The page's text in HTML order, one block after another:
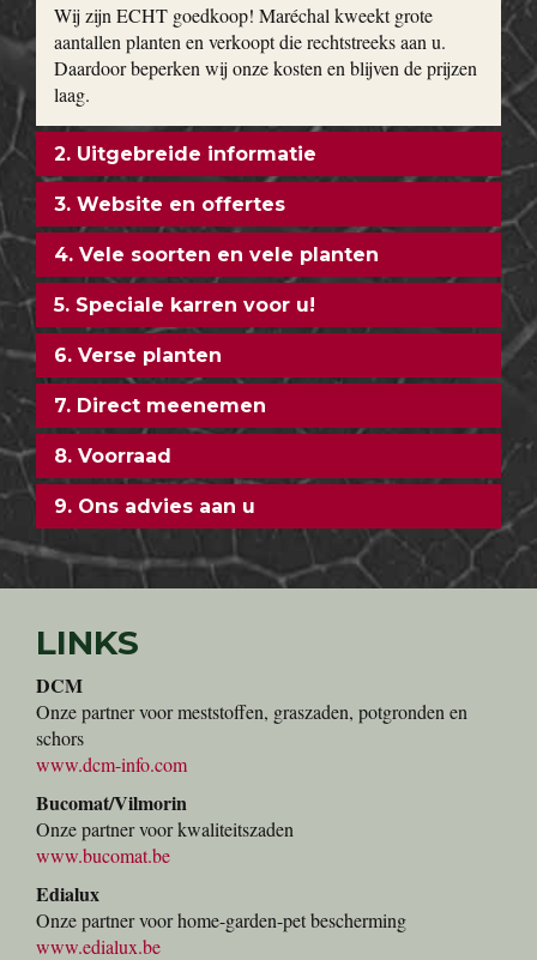
Wij zijn ECHT goedkoop! Maréchal kweekt grote
aantallen planten en verkoopt die rechtstreeks aan u.
Daardoor beperken wij onze kosten en blijven de prijzen
laag.
2. Uitgebreide informatie
3. Website en offertes
4. Vele soorten en vele planten
5. Speciale karren voor u!
6. Verse planten
7. Direct meenemen
8. Voorraad
9. Ons advies aan u
LINKS
DCM
Onze partner voor meststoffen, graszaden, potgronden en
schors
www.dcm-info.com
Bucomat/Vilmorin
Onze partner voor kwaliteitszaden
www.bucomat.be
Edialux
Onze partner voor home-garden-pet bescherming
www.edialux.be